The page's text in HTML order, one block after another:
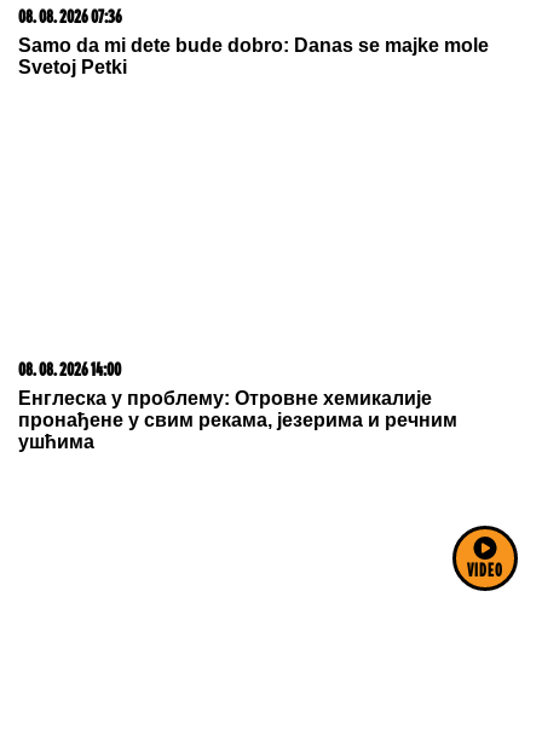
VIDEO
08. 08. 2026 07:36
Samo da mi dete bude dobro: Danas se majke mole
Svetoj Petki
08. 08. 2026 14:00
Енглеска у проблему: Отровне хемикалије
пронађене у свим рекама, језерима и речним
ушћима